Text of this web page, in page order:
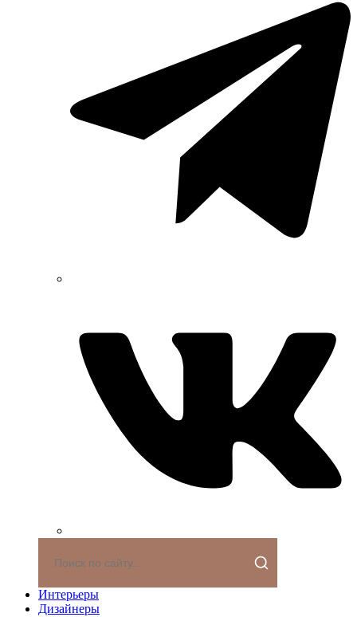
Интерьеры
Дизайнеры